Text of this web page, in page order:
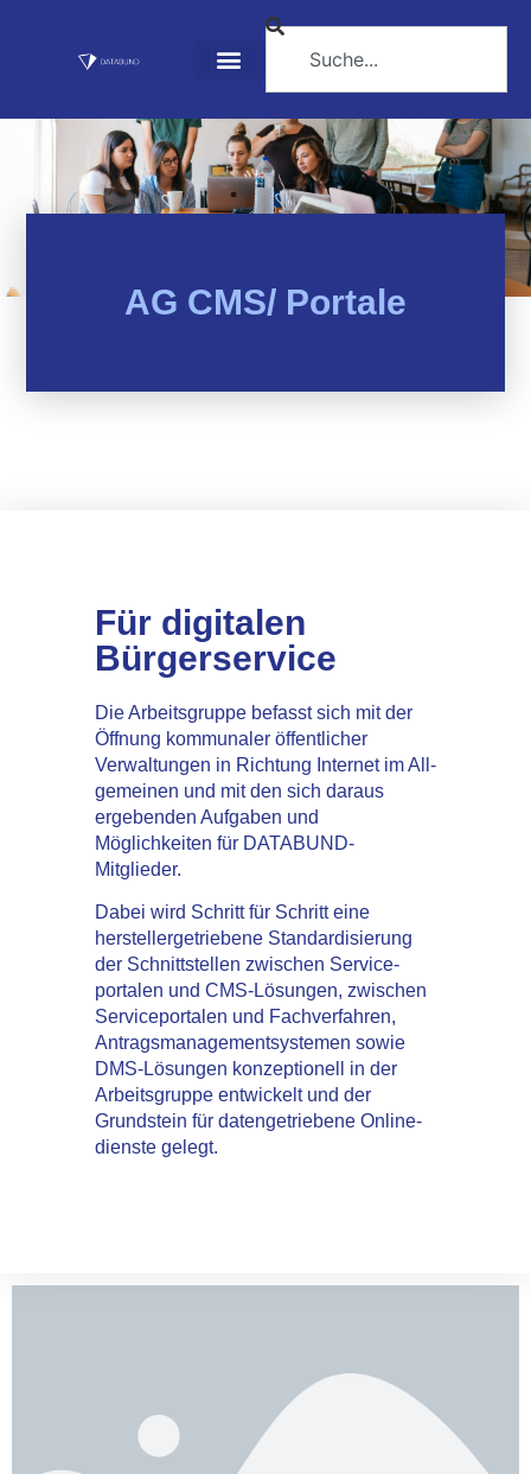
AG CMS/ Portale
Für digitalen
Bürgerservice
Die Arbeitsgruppe befasst sich mit der
Öffnung kommu­naler öffentlicher
Verwaltungen in Richtung Internet im All­
gemeinen und mit den sich daraus
ergebenden Aufgaben und
Möglichkeiten für DATABUND-
Mitglieder.
Dabei wird Schritt für Schritt eine
herstellergetriebene Standardisierung
der Schnittstellen zwischen Service­
portalen und CMS­-Lösungen, zwischen
Serviceportalen und Fachverfahren,
Antragsmanagementsystemen sowie
DMS­-Lösungen konzeptionell in der
Arbeitsgruppe entwickelt und der
Grundstein für datengetriebene Online­
dienste gelegt.